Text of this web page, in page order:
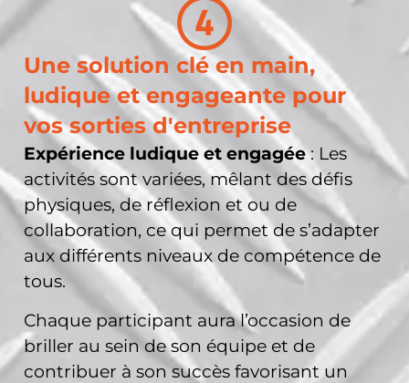
Une solution clé en main,
ludique et engageante pour
vos sorties d'entreprise
Expérience ludique et engagée: Les
activités sont variées, mêlant des défis
physiques, de réflexion et ou de
collaboration, ce qui permet de s’adapter
aux différents niveaux de compétence de
tous.
Chaque participant aura l’occasion de
briller au sein de son équipe et de
contribuer à son succès favorisant un